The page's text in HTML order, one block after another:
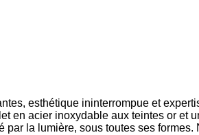
esthétique ininterrompue et
acier inoxydable aux teintes or et
la lumière, sous toutes ses formes.